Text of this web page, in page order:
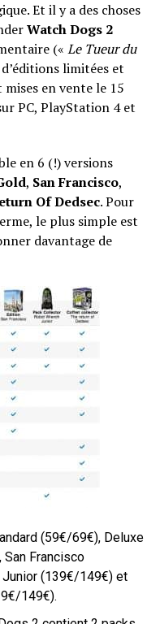
Et il y a des choses
Watch Dogs 2
(« Le Tueur du
limitées et
en vente le 15
PC, PlayStation 4 et
en 6 (!) versions
, San Francisco,
Of Dedsec. Pour
le plus simple est
davantage de
(59€/69€), Deluxe
Francisco
(139€/149€) et
149€).